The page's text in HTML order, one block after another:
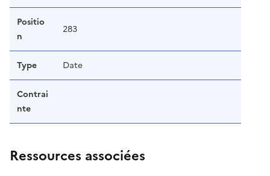
Positio
n
283
Type Date
Contrai
nte
Ressources associées